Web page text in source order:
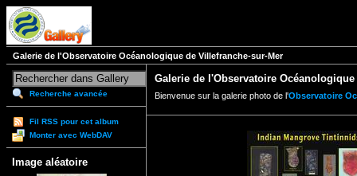
Galerie de l'Observatoire Océanologique de Villefranche-sur-Mer
Recherche avancée
Fil RSS pour cet album
Monter avec WebDAV
Image aléatoire
Galerie de l'Observatoire
Bienvenue sur la galerie photo de l'Observatoire